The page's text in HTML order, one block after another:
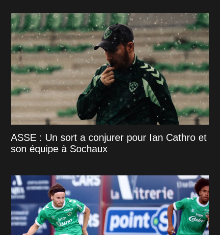
ASSE : Un sort a conjurer pour Ian Cathro et
son équipe à Sochaux